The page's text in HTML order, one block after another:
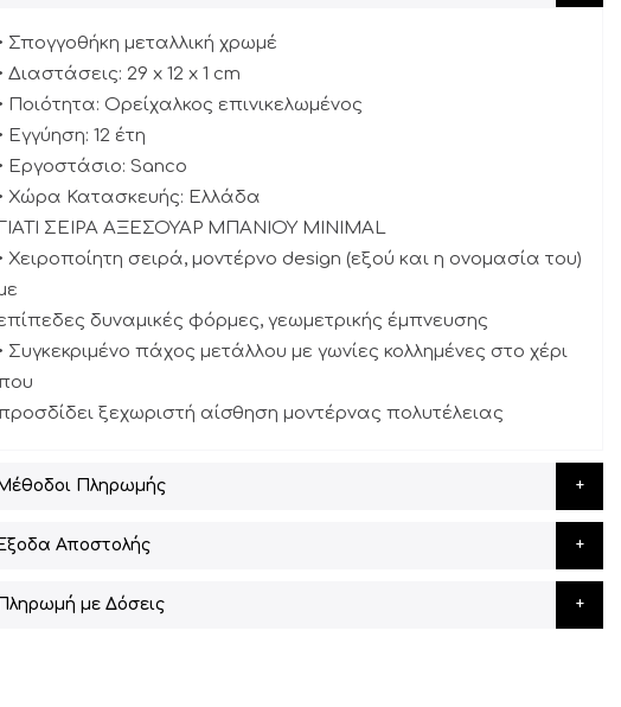
Σπογγοθήκη μεταλλική χρωμέ
Διαστάσεις: 29 x 12 x 1 cm
Ποιότητα: Ορείχαλκος επινικελωμένος
Εγγύηση: 12 έτη
Εργοστάσιο: Sanco
Χώρα Κατασκευής: Ελλάδα
ΓΙΑΤΙ ΣΕΙΡΑ ΑΞΕΣΟΥΑΡ ΜΠΑΝΙΟΥ MINIMAL
Χειροποίητη σειρά, μοντέρνο design (εξού και η ονομασία του)
δυναμικές φόρμες, γεωμετρικής έμπνευσης
Συγκεκριμένο πάχος μετάλλου με γωνίες κολλημένες στο χέρι
ξεχωριστή αίσθηση μοντέρνας πολυτέλειας
Πληρωμής
Έξοδα Αποστολής
με Δόσεις